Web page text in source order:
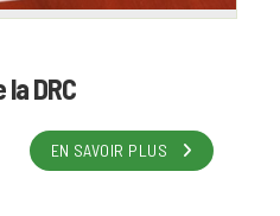
DRC
EN SAVOIR PLUS